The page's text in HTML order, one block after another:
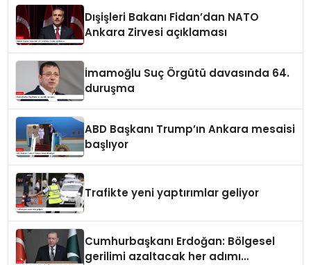
Dışişleri Bakanı Fidan’dan NATO
Ankara Zirvesi açıklaması
İmamoğlu Suç Örgütü davasında 64.
duruşma
ABD Başkanı Trump’ın Ankara mesaisi
başlıyor
Trafikte yeni yaptırımlar geliyor
Cumhurbaşkanı Erdoğan: Bölgesel
gerilimi azaltacak her adımı